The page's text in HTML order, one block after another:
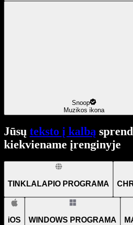
Snoop
Muzikos ikona
Jūsų teksto į kalbą
kiekviename įrenginyje
TINKLALAPIO PROGRAMA
iOS WINDOWS PROGRAMA